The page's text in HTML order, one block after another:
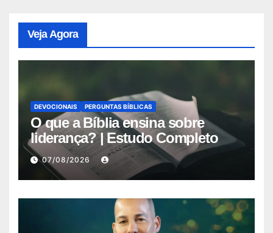
Veja Agora
DEVOCIONAIS PERGUNTAS BÍBLICAS
O que a Bíblia ensina sobre
liderança? | Estudo Completo
07/08/2026